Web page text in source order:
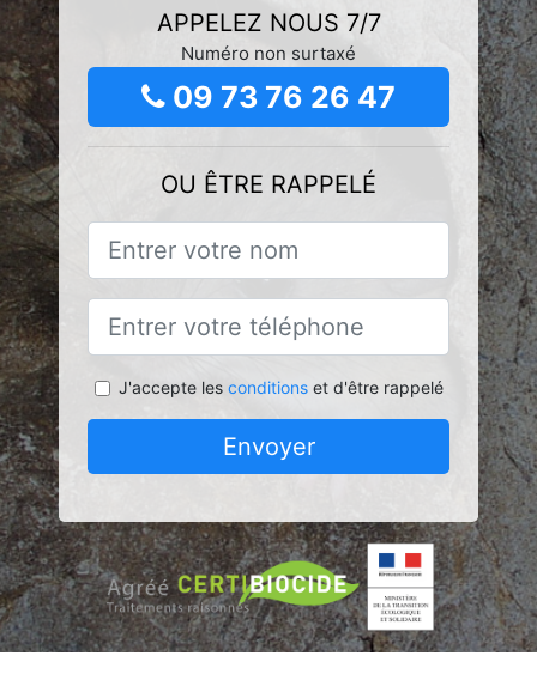
APPELEZ NOUS 7/7
Numéro non surtaxé
09 73 76 26 47
OU ÊTRE RAPPELÉ
J'accepte les conditionset d'être rappelé
Envoyer